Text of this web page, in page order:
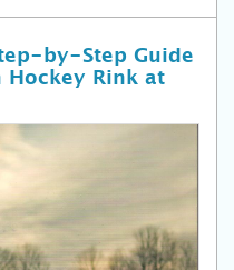
by-Step Guide
Rink at